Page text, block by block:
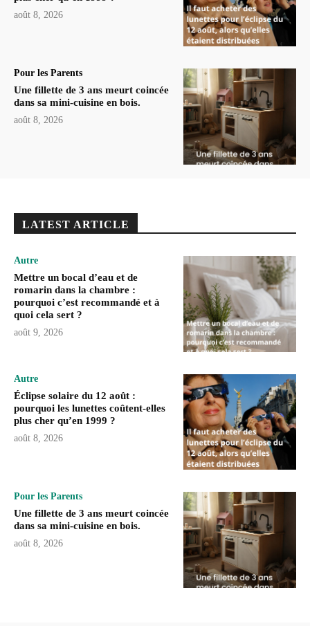
août 8, 2026
Pour les Parents
Une fillette de 3 ans meurt coincée
dans sa mini-cuisine en bois.
août 8, 2026
LATEST ARTICLE
Autre
Mettre un bocal d’eau et de
romarin dans la chambre :
pourquoi c’est recommandé et à
quoi cela sert ?
août 9, 2026
Autre
Éclipse solaire du 12 août :
pourquoi les lunettes coûtent-elles
plus cher qu’en 1999 ?
août 8, 2026
Pour les Parents
Une fillette de 3 ans meurt coincée
dans sa mini-cuisine en bois.
août 8, 2026